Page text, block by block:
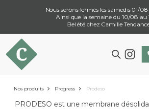
Nous serons fermés les samedis 01/
Ainsi que la semaine du 10/08 au
Bel été chez Camille
Nos produits Progress Prodeso
PRODESO est une membrane